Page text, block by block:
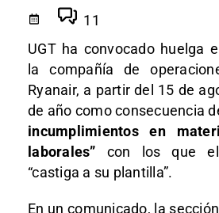
11
UGT ha convocado huelga
la compañía de
Ryanair, a partir del 15 de
de año como consecuencia
incumplimientos en
laborales” con los que el
“castiga a su plantilla”.
En un comunicado, la